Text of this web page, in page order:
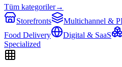
Tüm kategoriler→
Storefronts
Multichannel &
Food Delivery
Digital & SaaS
Specialized